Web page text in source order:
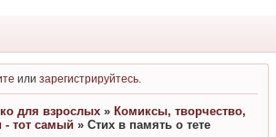
илизарегистрируйтесь
для взрослых » Комиксы, творчество,
- тот самый » Стих в память о тете